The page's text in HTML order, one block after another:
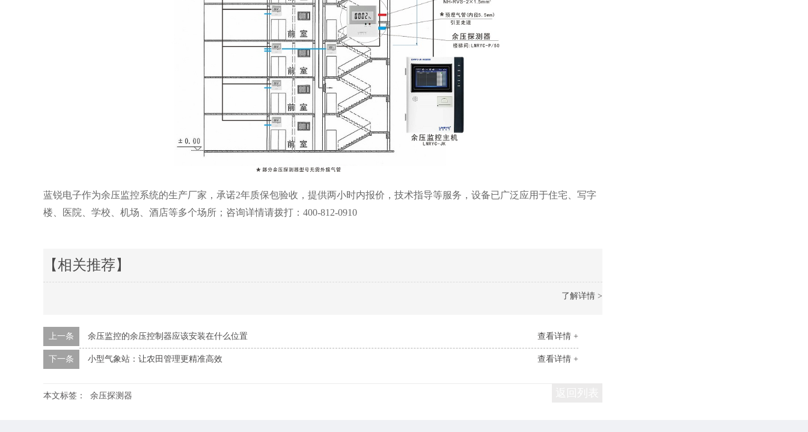
蓝锐电子作为余压监控系统的生产厂家，承诺2年质保包验收，提供两小时内报价，技术指导等服务，设备已广泛应用于住宅、写字
楼、医院、学校、机场、酒店等多个场所；咨询详情请拨打：400-812-0910
【相关推荐】
了解详情 >
查看详情 +
上一条 余压监控的余压控制器应该安装在什么位置
查看详情 +
下一条 小型气象站：让农田管理更精准高效
本文标签： 余压探测器